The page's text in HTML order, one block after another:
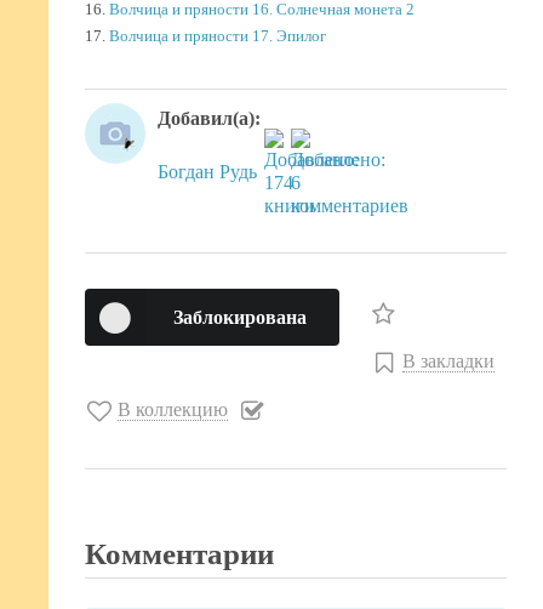
16. Волчица и пряности 16. Солнечная монета 2
17. Волчица и пряности 17. Эпилог
Добавил(а):
Богдан Рудь
Заблокирована
В закладки
В коллекцию
Комментарии